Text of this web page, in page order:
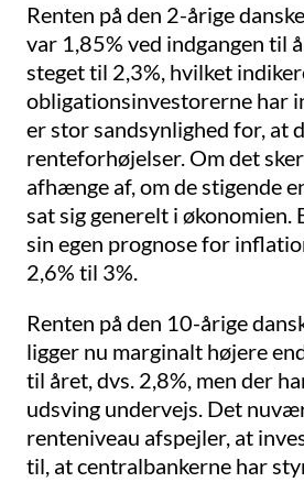
Renten på den 2-årige
var 1,85% ved indgangen til
steget til 2,3%, hvilket
obligationsinvestorerne har
er stor sandsynlighed for, at
renteforhøjelser. Om det
afhænge af, om de stigende
sat sig generelt i økonomien.
sin egen prognose for
2,6% til 3%.
Renten på den 10-årige
ligger nu marginalt højere
til året, dvs. 2,8%, men der
udsving undervejs. Det
renteniveau afspejler, at
til, at centralbankerne har